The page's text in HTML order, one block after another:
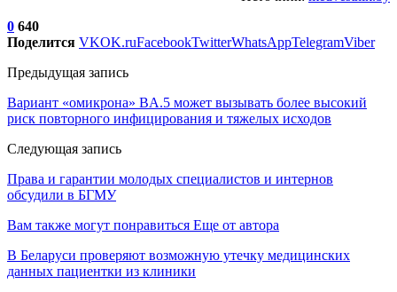
0 640
Поделится VKOK.ruFacebookTwitterWhatsAppTelegramViber
Предыдущая запись
Вариант «омикрона» BA.5 может вызывать более высокий
риск повторного инфицирования и тяжелых исходов
Следующая запись
Права и гарантии молодых специалистов и интернов
обсудили в БГМУ
Вам также могут понравиться Еще от автора
В Беларуси проверяют возможную утечку медицинских
данных пациентки из клиники